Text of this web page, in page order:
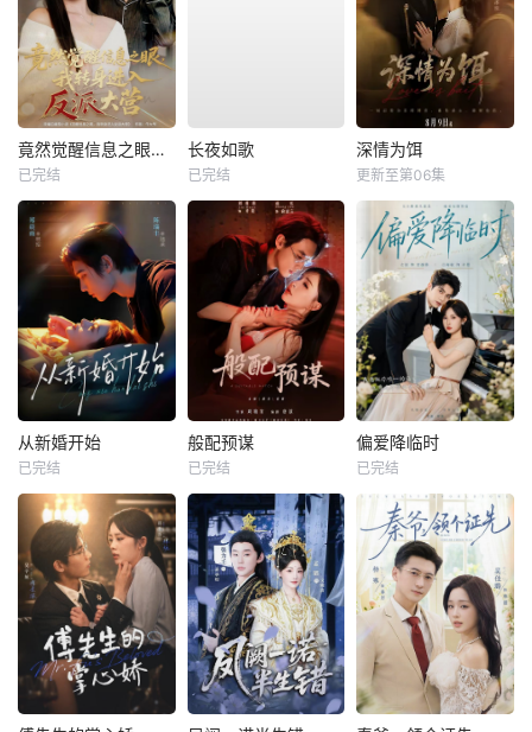
竟然觉醒信息之眼，我转身进入反派大营
已完结
长夜如歌
已完结
深情为饵
更新至第06集
从新婚开始
已完结
般配预谋
已完结
偏爱降临时
已完结